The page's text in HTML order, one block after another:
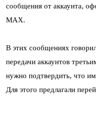
сообщения от аккаунта,
MAX.
В этих сообщениях
передачи аккаунтов
нужно подтвердить, что
Для этого предлагали